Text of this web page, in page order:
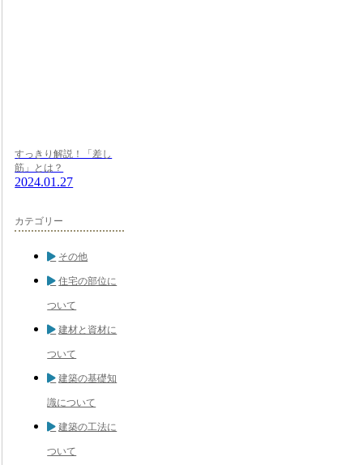
すっきり解説！「差し
筋」とは？
2024.01.27
カテゴリー
その他
住宅の部位に
ついて
建材と資材に
ついて
建築の基礎知
識について
建築の工法に
ついて